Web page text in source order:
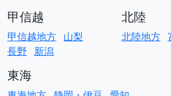
甲信越
甲信越地方 山梨
長野
新潟
北陸
北陸地方
東海